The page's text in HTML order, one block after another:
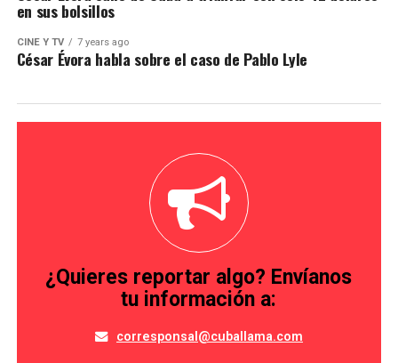
en sus bolsillos
CINE Y TV 7 years ago
César Évora habla sobre el caso de Pablo Lyle
¿Quieres reportar algo? Envíanos
tu información a:
corresponsal@cuballama.com